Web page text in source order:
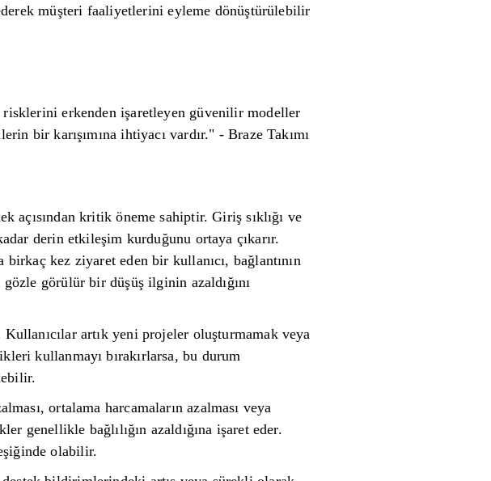
müşteri faaliyetlerini eyleme dönüştürülebilir
erkenden işaretleyen güvenilir modeller
bir karışımına ihtiyacı vardır." - Braze Takımı
kritik öneme sahiptir. Giriş sıklığı ve
derin etkileşim kurduğunu ortaya çıkarır.
kez ziyaret eden bir kullanıcı, bağlantının
görülür bir düşüş ilginin azaldığını
artık yeni projeler oluşturmamak veya
kullanmayı bırakırlarsa, bu durum
ortalama harcamaların azalması veya
genellikle bağlılığın azaldığına işaret eder.
olabilir.